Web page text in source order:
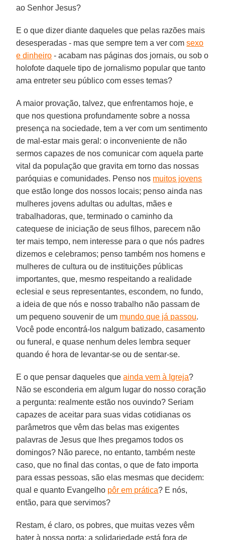
ao Senhor Jesus?
E o que dizer diante daqueles que pelas razões mais
desesperadas - mas que sempre tem a ver comsexo
e dinheiro - acabam nas páginas dos jornais, ou sob o
holofote daquele tipo de jornalismo popular que tanto
ama entreter seu público com esses temas?
A maior provação, talvez, que enfrentamos hoje, e
que nos questiona profundamente sobre a nossa
presença na sociedade, tem a ver com um sentimento
de mal-estar mais geral: o inconveniente de não
sermos capazes de nos comunicar com aquela parte
vital da população que gravita em torno das nossas
paróquias e comunidades. Penso nos muitos jovens
que estão longe dos nossos locais; penso ainda nas
mulheres jovens adultas ou adultas, mães e
trabalhadoras, que, terminado o caminho da
catequese de iniciação de seus filhos, parecem não
ter mais tempo, nem interesse para o que nós padres
dizemos e celebramos; penso também nos homens e
mulheres de cultura ou de instituições públicas
importantes, que, mesmo respeitando a realidade
eclesial e seus representantes, escondem, no fundo,
a ideia de que nós e nosso trabalho não passam de
um pequeno souvenir de um mundo que já passou.
Você pode encontrá-los nalgum batizado, casamento
ou funeral, e quase nenhum deles lembra sequer
quando é hora de levantar-se ou de sentar-se.
E o que pensar daqueles queainda vem à Igreja?
Não se esconderia em algum lugar do nosso coração
a pergunta: realmente estão nos ouvindo? Seriam
capazes de aceitar para suas vidas cotidianas os
parâmetros que vêm das belas mas exigentes
palavras de Jesus que lhes pregamos todos os
domingos? Não parece, no entanto, também neste
caso, que no final das contas, o que de fato importa
para essas pessoas, são elas mesmas que decidem:
qual e quanto Evangelho pôr em prática? E nós,
então, para que servimos?
Restam, é claro, os pobres, que muitas vezes vêm
bater à nossa porta: a solidariedade está fora de